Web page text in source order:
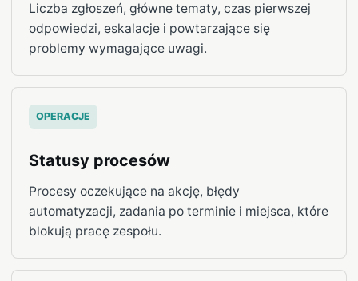
Liczba zgłoszeń, główne tematy, czas pierwszej
odpowiedzi, eskalacje i powtarzające się
problemy wymagające uwagi.
OPERACJE
Statusy procesów
Procesy oczekujące na akcję, błędy
automatyzacji, zadania po terminie i miejsca, które
blokują pracę zespołu.